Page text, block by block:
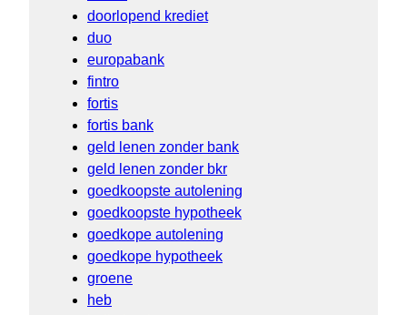
doorlopend krediet
duo
europabank
fintro
fortis
fortis bank
geld lenen zonder bank
geld lenen zonder bkr
goedkoopste autolening
goedkoopste hypotheek
goedkope autolening
goedkope hypotheek
groene
heb